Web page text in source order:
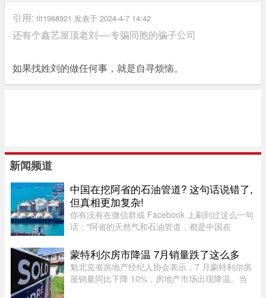
引用: tlt1968921 发表于 2024-4-7 14:42
还有个鑫艺屋顶老刘—-专骗同胞的骗子公司
如果找姓刘的做任何事，就是自寻烦恼。
新闻频道
中国在挖阿省的石油管道? 这句话说错了,
但真相更加复杂!
你有没有在微信群或 Facebook 上刷到过这么一句
话："阿省的天然气和石油管道，都是中国在
片，看起来"有图有真相"。那它到底是不是真的？
答案很简单：不准确，甚至可以说 ...
蒙特利尔房市降温 7月销量跌了这么多
魁北克省房地产经纪人协会表示，7 月蒙特利尔房
屋销量同比下降 10%，房地产市场出现降温。当